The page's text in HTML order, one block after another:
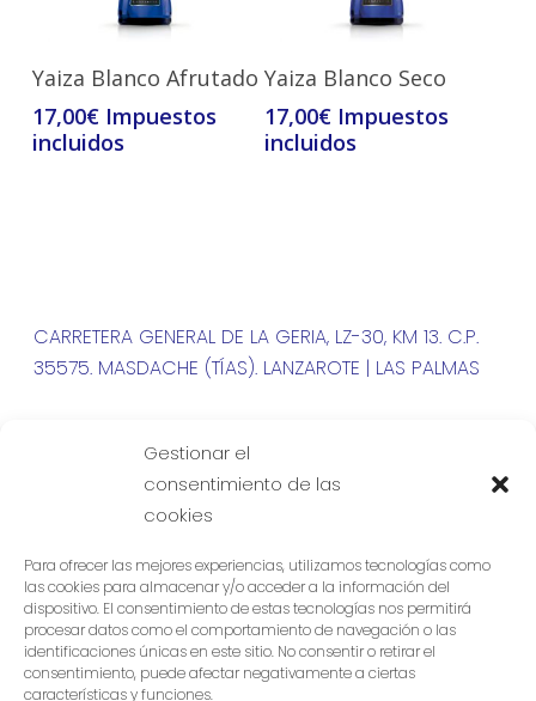
Gestionar el
consentimiento de las
cookies
Para ofrecer las mejores experiencias, utilizamos tecnologías como
las cookies para almacenar y/o acceder a la información del
dispositivo. El consentimiento de estas tecnologías nos permitirá
procesar datos como el comportamiento de navegación o las
identificaciones únicas en este sitio. No consentir o retirar el
consentimiento, puede afectar negativamente a ciertas
características y funciones.
Leer Más
Yaiza Blanco Afrutado
17,00€
Leer Más
Yaiza Blanco Seco
17,00€
CARRETERA GENERAL DE LA GERIA, LZ-30, KM 13. C.P.
35575. MASDACHE (TÍAS). LANZAROTE | LAS PALMAS